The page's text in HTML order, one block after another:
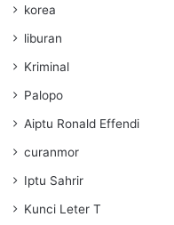
korea
liburan
Kriminal
Palopo
Aiptu Ronald Effendi
curanmor
Iptu Sahrir
Kunci Leter T